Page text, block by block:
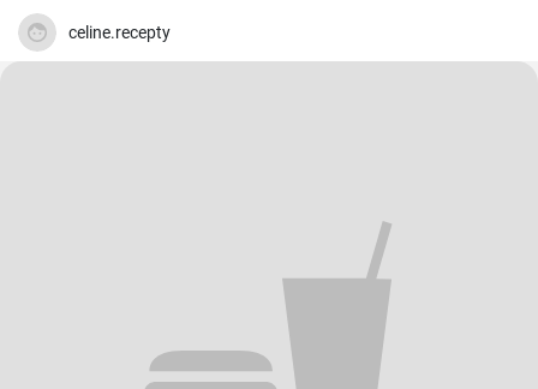
celine.recepty